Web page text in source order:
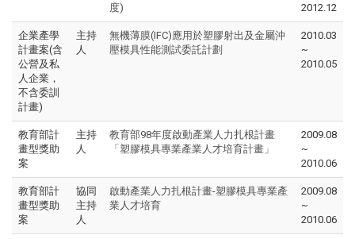
度)
2012.12
企業產學
計畫案(含
公營及私
人企業，
不含委訓
計畫)
主持
人
無機薄膜(IFC)應用於塑膠射出及金屬沖
壓模具性能測試委託計劃
2010.03
~
2010.05
教育部計
畫型獎助
案
主持
人
教育部98年度啟動產業人力扎根計畫
「塑膠模具專業產業人才培育計畫」
2009.08
~
2010.06
教育部計
畫型獎助
案
協同
主持
人
啟動產業人力扎根計畫-塑膠模具專業產
業人才培育
2009.08
~
2010.06